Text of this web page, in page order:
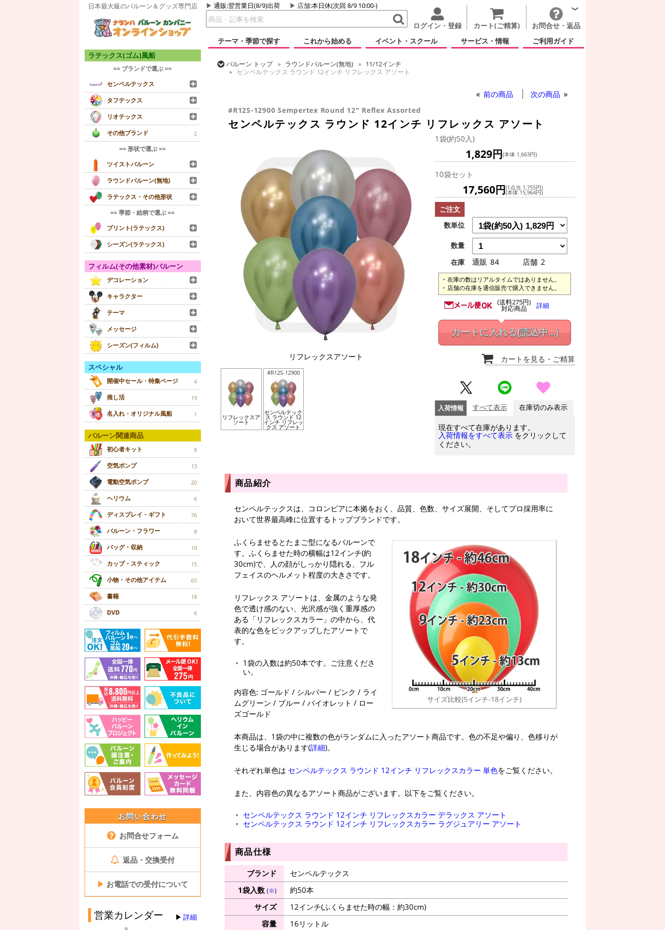
日本最大級のバルーン＆グッズ専門店 通販:翌営業日(8/9)出荷 店舗:本日休(次回 8/9 10:00-)
ログイン・登録 カート(ご精算)
お問合せ・返品
テーマ・季節で探す
これから始める イベント・スクール サービス・情報 ご利用ガイド
ラテックス(ゴム)風船
== ブランドで選ぶ ==
センペルテックス
タフテックス
リオテックス
その他ブランド
2
== 形状で選ぶ ==
ツイストバルーン
ラウンドバルーン(無地)
ラテックス・その他形状
== 季節・絵柄で選ぶ ==
プリント(ラテックス)
シーズン(ラテックス)
フィルム(その他素材)バルーン
デコレーション
キャラクター
テーマ
メッセージ
シーズン(フィルム)
スペシャル
開催中セール・特集ページ 4
推し活 19
名入れ・オリジナル風船 1
バルーン関連商品
初心者キット 8
空気ポンプ 13
電動空気ポンプ 20
ヘリウム 6
ディスプレイ・ギフト 76
バルーン・フラワー 8
バッグ・収納 10
カップ・スティック 15
小物・その他アイテム 65
書籍 18
DVD 6
お問い合わせ
お問合せフォーム
返品・交換受付
▶ お電話での受付について
営業カレンダー 詳細
バルーン トップ ラウンドバルーン(無地)
11/12インチ
センペルテックス ラウンド 12インチ リフレックス アソート
前の商品 次の商品
#R12S-12900 Sempertex Round 12" Reflex Assorted
センペルテックス ラウンド 12インチ リフレックス アソート
リフレックスアソート
リフレックスア
ソート
#R12S-12900
センペルテック
ス ラウンド 12
インチ リフレッ
クス アソート
1袋(約50入)
1,829円(本体 1,663円)
10袋セット
17,560円(1点当 1,755円)
(本体 15,964円)
ご注文
数単位
数量
在庫
通販 84 店舗 2
在庫の数はリアルタイムではありません。
店舗の在庫を通信販売で購入できません。
(送料275円)
対応商品 詳細
カートに入れる(読込中...)
カートを見る ・ご精算
入荷情報 すべて表示 在庫切のみ表示
現在すべて在庫があります。
入荷情報をすべて表示 をクリックして
ください。
商品紹介
センペルテックスは、コロンビアに本拠をおく、品質、色数、サイズ展開、そしてプロ採用率に
おいて世界最高峰に位置するトップブランドです。
サイズ比較(5インチ-18インチ)
ふくらませるとたまご型になるバルーンで
す。ふくらませた時の横幅は12インチ(約
30cm)で、人の顔がしっかり隠れる、フル
フェイスのヘルメット程度の大きさです。
リフレックス アソートは、金属のような発
色で透け感のない、光沢感が強く重厚感の
ある「リフレックスカラー」の中から、代
表的な色をピックアップしたアソートで
す。
1袋の入数は約50本です。ご注意くださ
い。
内容色: ゴールド / シルバー / ピンク / ライ
ムグリーン / ブルー / バイオレット / ロー
ズゴールド
本商品は、1袋の中に複数の色がランダムに入ったアソート商品です。色の不足や偏り、色移りが
生じる場合があります(詳細)。
それぞれ単色は センペルテックス ラウンド 12インチ リフレックスカラー 単色をご覧ください。
また、内容色の異なるアソート商品がございます。以下をご覧ください。
センペルテックス ラウンド 12インチ リフレックスカラー デラックス アソート
センペルテックス ラウンド 12インチ リフレックスカラー ラグジュアリー アソート
商品仕様
ブランド
センペルテックス
1袋入数 (※)
約50本
サイズ
12インチ(ふくらませた時の幅：約30cm)
容量
16リットル